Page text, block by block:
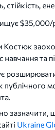
стійкість,
$35,000/
навчання та
Ukraine